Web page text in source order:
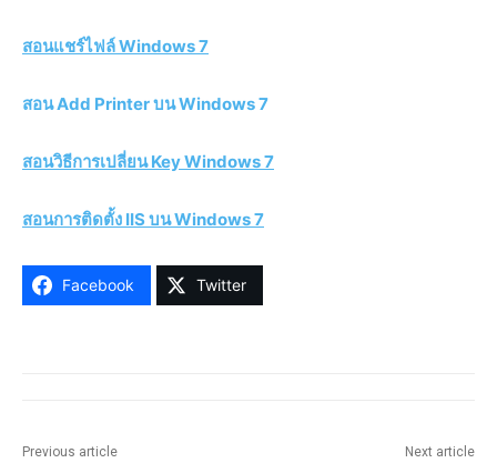
สอนแชร์ไฟล์ Windows 7
สอน Add Printer บน Windows 7
สอนวิธีการเปลี่ยน Key Windows 7
สอนการติดตั้ง IIS บน Windows 7
Facebook Twitter
Previous article Next article